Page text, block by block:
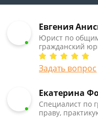
Евгения
Юрист по
гражданский
Задать вопрос
Екатерина
Специалист по
праву,